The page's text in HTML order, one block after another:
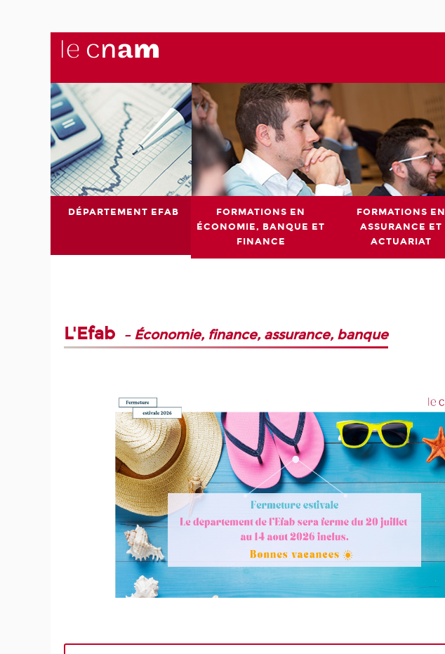
DÉPARTEMENT EFAB
FORMATIONS EN
ÉCONOMIE, BANQUE ET
FINANCE
FORMATIONS EN
ASSURANCE ET
ACTUARIAT
L'Efab – Économie, finance, assurance, banque